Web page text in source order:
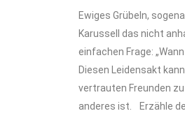
Ewiges Grübeln,
Karussell das nicht
einfachen Frage:
Diesen Leidensakt
vertrauten Freunden
anderes ist. Erzähle